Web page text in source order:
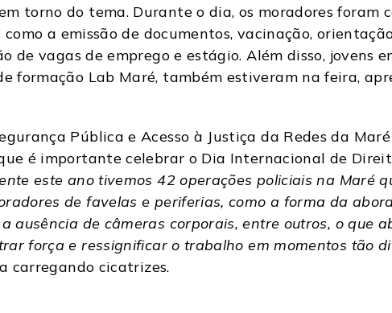
torno do tema. Durante o dia, os moradores foram
a emissão de documentos, vacinação,
de vagas de emprego e estágio. Além disso, jovens
formação Lab Maré, também estiveram na feira,
Pública e Acesso à Justiça da Redes da
é importante celebrar o Dia Internacional de
este ano tivemos 42 operações policiais na Maré
de favelas e periferias, como a forma da
ausência de câmeras corporais, entre outros, o que
força e ressignificar o trabalho em momentos tão
carregando cicatrizes.